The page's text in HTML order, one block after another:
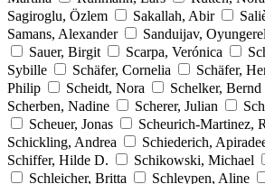
Sagiroglu, Özlem
Sakallah, Abir
Samans, Alexander
Sanduijav, Oyungerel
Sauer, Birgit
Scarpa, Verónica
Sybille
Schäfer, Cornelia Schäfer,
Philip
Scheidt, Nora Schelker, Bernd
Scherben, Nadine
Scherer, Julian
Scheuer, Jonas
Scheurich-Martinez,
Schickling, Andrea
Schiederich,
Schiffer, Hilde D.
Schikowski, Michael
Schleicher, Britta
Schleypen, Aline